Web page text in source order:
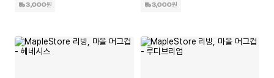
3,000원 3,000원